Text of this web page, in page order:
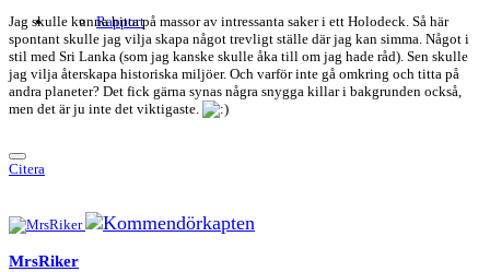
Rapport
Jag skulle kunna hitta på massor av intressanta saker i ett Holodeck. Så här
spontant skulle jag vilja skapa något trevligt ställe där jag kan simma. Något i
stil med Sri Lanka (som jag kanske skulle åka till om jag hade råd). Sen skulle
jag vilja återskapa historiska miljöer. Och varför inte gå omkring och titta på
andra planeter? Det fick gärna synas några snygga killar i bakgrunden också,
men det är ju inte det viktigaste.
Citera
MrsRiker